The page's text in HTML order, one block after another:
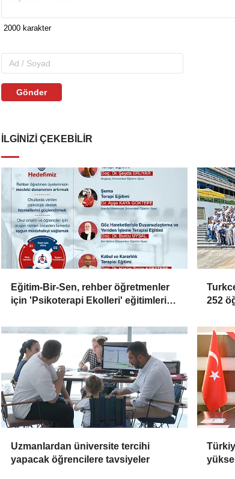
Gönder
İLGINIZI ÇEKEBILIR
Eğitim-Bir-Sen, rehber öğretmenler
için 'Psikoterapi Ekolleri' eğitimlerini
252
Uzmanlardan üniversite tercihi
yapacak öğrencilere tavsiyeler